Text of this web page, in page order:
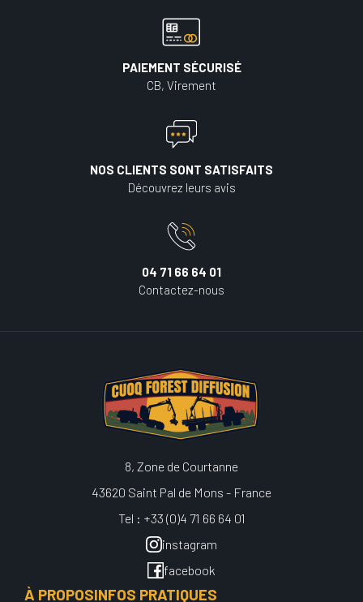
PAIEMENT SÉCURISÉ
CB, Virement
NOS CLIENTS SONT SATISFAITS
Découvrez leurs avis
04 71 66 64 01
Contactez-nous
8, Zone de Courtanne
43620 Saint Pal de Mons - France
Tel : +33 (0)4 71 66 64 01
instagram
facebook
À PROPOSINFOS PRATIQUES